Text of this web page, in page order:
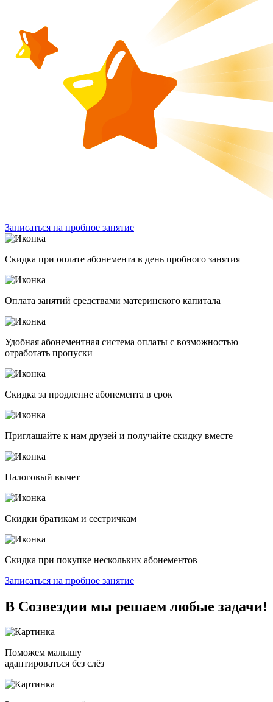
Записаться на пробное занятие
Скидка при оплате абонемента в день пробного занятия
Оплата занятий средствами материнского капитала
Удобная абонементная система оплаты с возможностью
отработать пропуски
Скидка за продление абонемента в срок
Приглашайте к нам друзей и получайте скидку вместе
Налоговый вычет
Скидки братикам и сестричкам
Скидка при покупке нескольких абонементов
Записаться на пробное занятие
В Созвездии мы решаем любые задачи!
Поможем малышу
адаптироваться без слёз